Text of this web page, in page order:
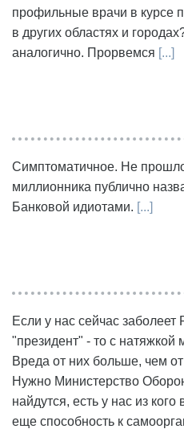
профильные врачи в курсе
в других областях и
аналогично. Прорвемся [...]
Симптоматичное. Не
миллионника публично
Банковой идиотами. [...]
Если у нас сейчас заболеет
"президент" - то с
Вреда от них больше, чем
Нужно Министерство
найдутся, есть у нас из
еще способность к